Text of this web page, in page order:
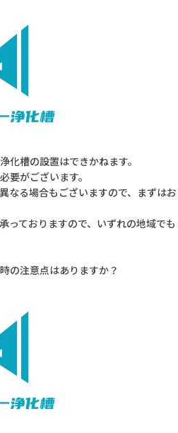
化槽の設置はできかねます。
要がございます。
なる場合もございますので、まずはお
っておりますので、いずれの地域でも
の注意点はありますか？